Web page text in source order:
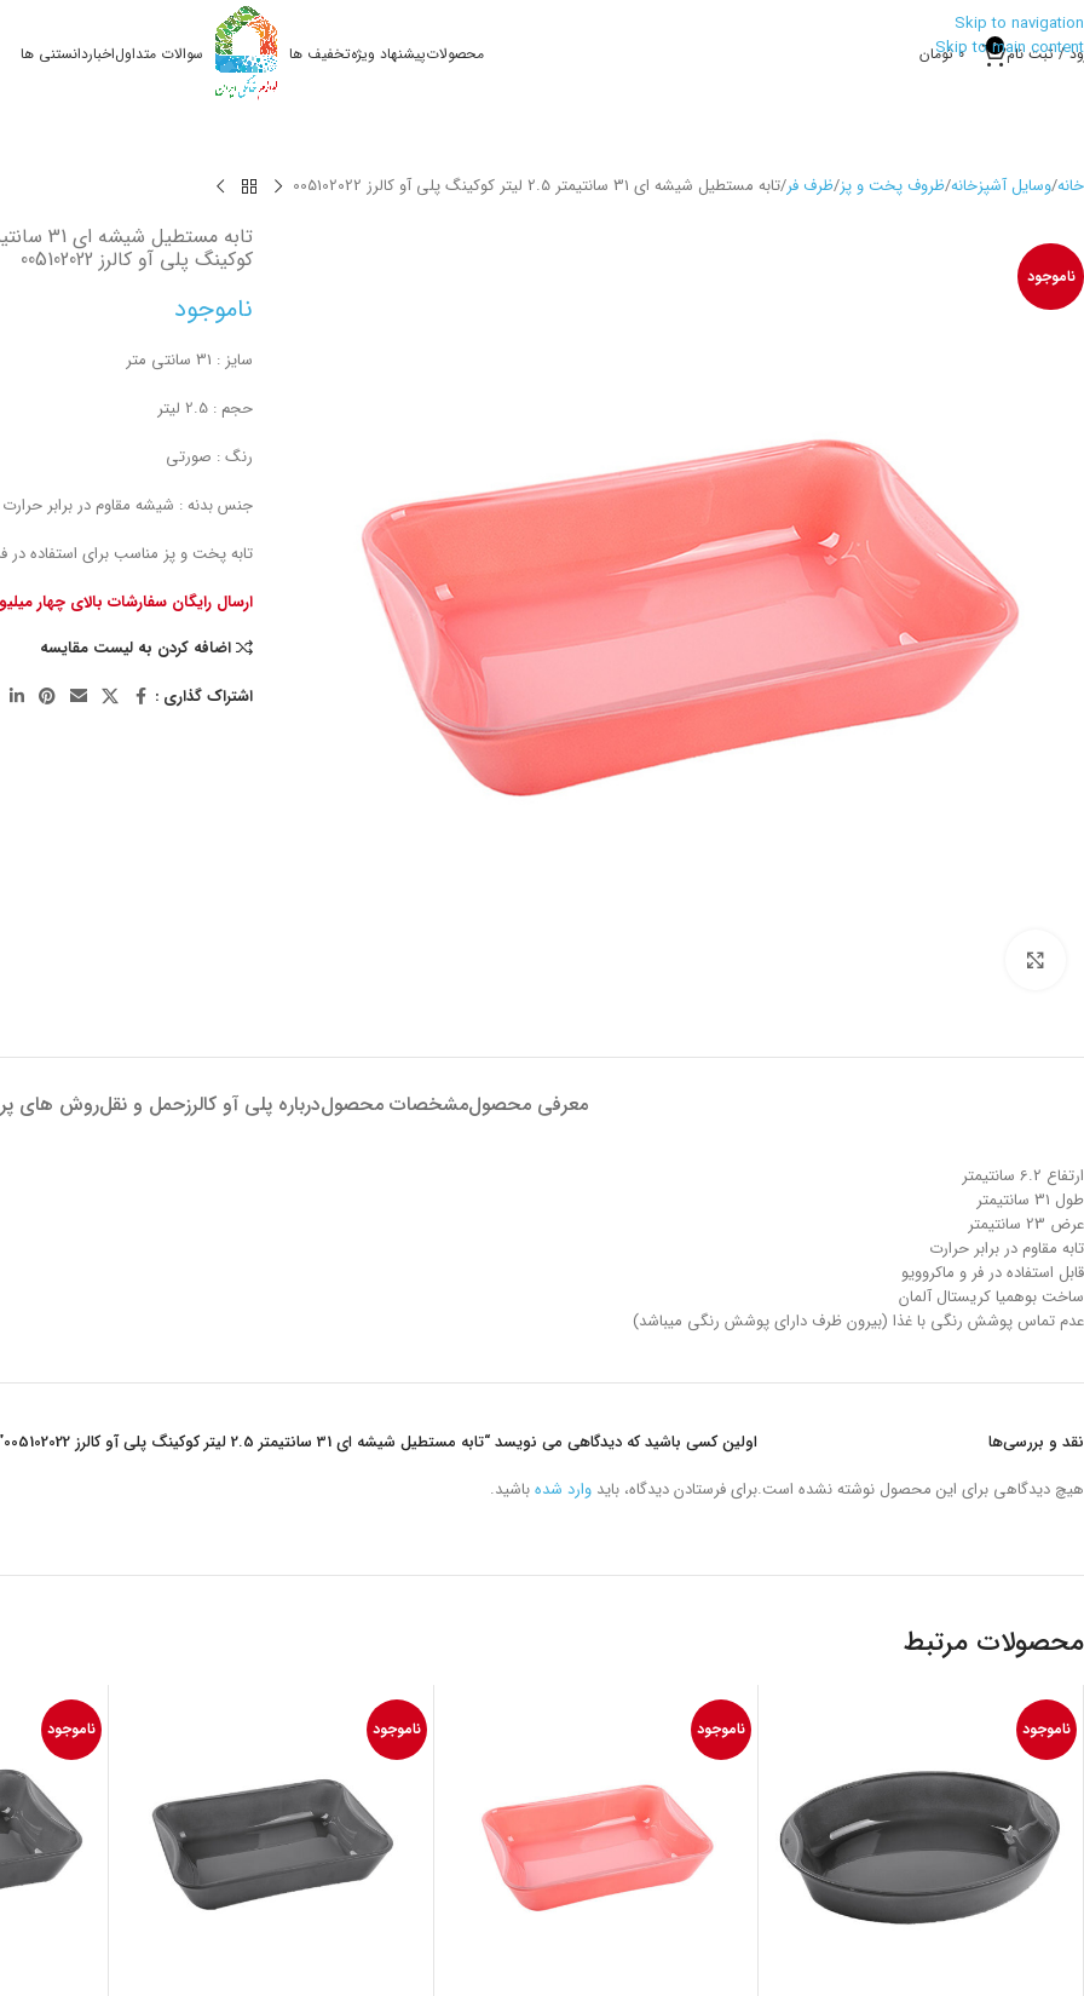
Skip to navigation
Skip to main content
/ ثبت نام 0
0 تومان محصولاتپیشنهاد ویژهتخفیف ها سوالات متداولاخباردانستنی ها
خانه وسایل آشپزخانه ظروف پخت و پز ظرف فر تابه مستطیل شیشه ای 31 سانتیمتر 2.5 لیتر کوکینگ پلی آو کالرز 005102022
ناموجود
کوکینگ پلی آو کالرز 005102022
ناموجود
سایز : 31 سانتی متر
حجم : 2.5 لیتر
رنگ : صورتی
جنس بدنه : شیشه مقاوم در برابر حرارت
تابه پخت و پز مناسب برای استفاده در
ارسال رایگان سفارشات بالای چهار
اضافه کردن به لیست مقایسه
اشتراک گذاری :
معرفی محصولمشخصات محصولدرباره پلی آو کالرزحمل و نقلروش های
ارتفاع 6.2 سانتیمتر
طول 31 سانتیمتر
عرض 23 سانتیمتر
تابه مقاوم در برابر حرارت
قابل استفاده در فر و ماکروویو
ساخت بوهمیا کریستال آلمان
عدم تماس پوشش رنگی با غذا (بیرون ظرف دارای پوشش رنگی میباشد)
نقد و بررسی‌ها
هیچ دیدگاهی برای این محصول نوشته نشده است.
اولین کسی باشید که دیدگاهی می نویسد “تابه مستطیل شیشه ای 31 سانتیمتر 2.5 لیتر کوکینگ پلی آو کالرز 005102022”
برای فرستادن دیدگاه، باید وارد شدهباشید.
محصولات مرتبط
ناموجود ناموجود ناموجود ناموجود